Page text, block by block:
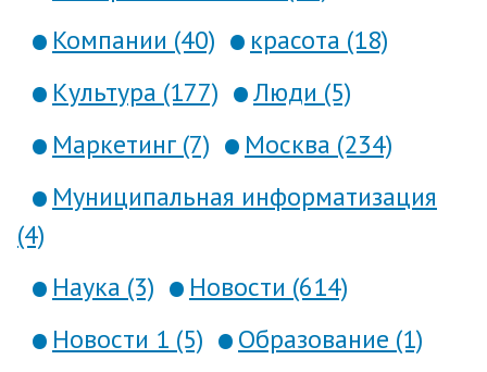
Компании (40)
красота (18)
Культура (177)
Люди (5)
Маркетинг (7)
Москва (234)
Муниципальная информатизация
(4)
Наука (3)
Новости (614)
Новости 1 (5)
Образование (1)